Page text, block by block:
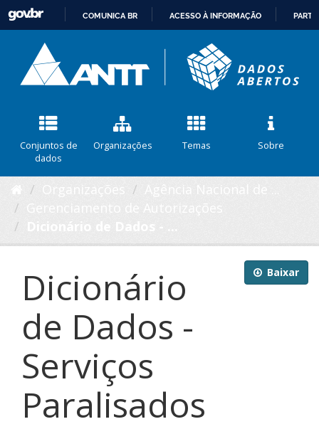
CONTEÚDO
COMUNICA BR ACESSO À INFORMAÇÃO
Conjuntos de
dados
Organizações Temas Sobre
Baixar
Dicionário
de Dados -
Serviços
Paralisados